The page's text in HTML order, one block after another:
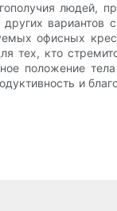
людей,
вариантов
офисных
тех, кто
положение
и